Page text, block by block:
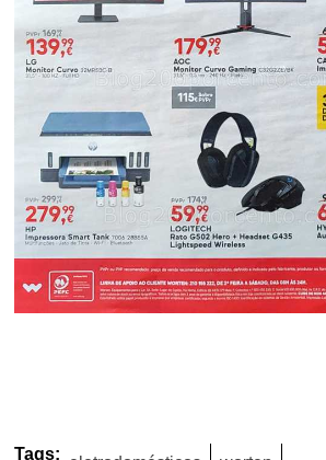
Tags: